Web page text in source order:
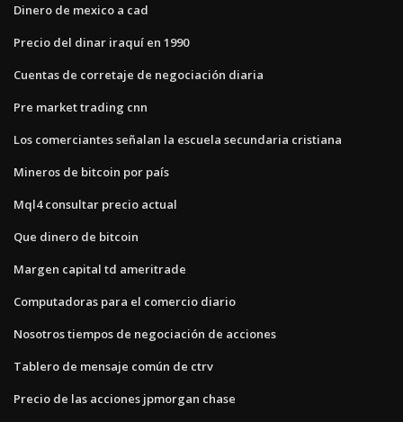
Dinero de mexico a cad
Precio del dinar iraquí en 1990
Cuentas de corretaje de negociación diaria
Pre market trading cnn
Los comerciantes señalan la escuela secundaria cristiana
Mineros de bitcoin por país
Mql4 consultar precio actual
Que dinero de bitcoin
Margen capital td ameritrade
Computadoras para el comercio diario
Nosotros tiempos de negociación de acciones
Tablero de mensaje común de ctrv
Precio de las acciones jpmorgan chase